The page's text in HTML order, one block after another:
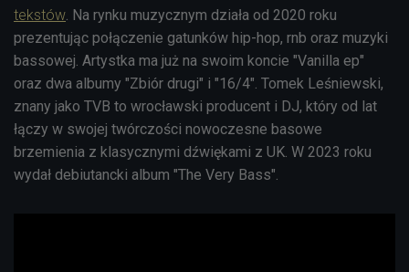
tekstów. Na rynku muzycznym działa od 2020 roku
prezentując połączenie gatunków hip-hop, rnb oraz muzyki
bassowej. Artystka ma już na swoim koncie "Vanilla ep"
oraz dwa albumy "Zbiór drugi" i "16/4". Tomek Leśniewski,
znany jako TVB to wrocławski producent i DJ, który od lat
łączy w swojej twórczości nowoczesne basowe
brzemienia z klasycznymi dźwiękami z UK. W 2023 roku
wydał debiutancki album "The Very Bass".